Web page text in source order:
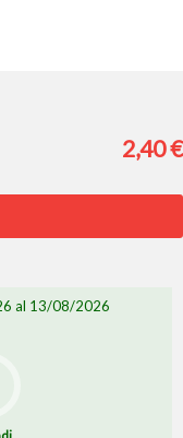
2,40 €
al 13/08/2026